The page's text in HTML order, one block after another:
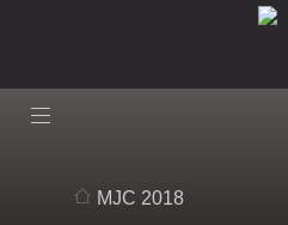
MJC 2018